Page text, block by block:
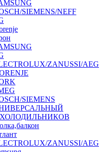
SIEMENS/NEFF
ZANUSSI/AEG
SIEMENS
ХОЛОДИЛЬНИКОВ
ZANUSSI/AEG